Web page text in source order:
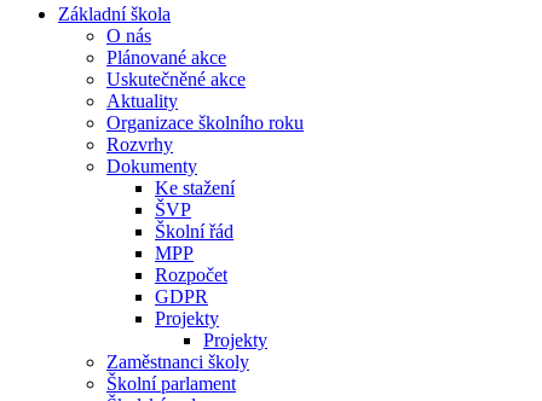
Základní škola
O nás
Plánované akce
Uskutečněné akce
Aktuality
Organizace školního roku
Rozvrhy
Dokumenty
Ke stažení
ŠVP
Školní řád
MPP
Rozpočet
GDPR
Projekty
Projekty
Zaměstnanci školy
Školní parlament